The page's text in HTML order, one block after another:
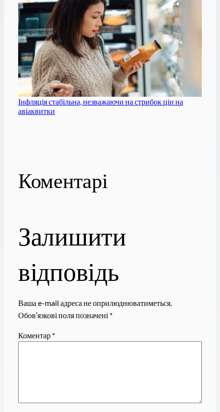
Інфляція стабільна, незважаючи на стрибок цін на
авіаквитки
Коментарі
Залишити
відповідь
Ваша e-mail адреса не оприлюднюватиметься.
Обов’язкові поля позначені *
Коментар *